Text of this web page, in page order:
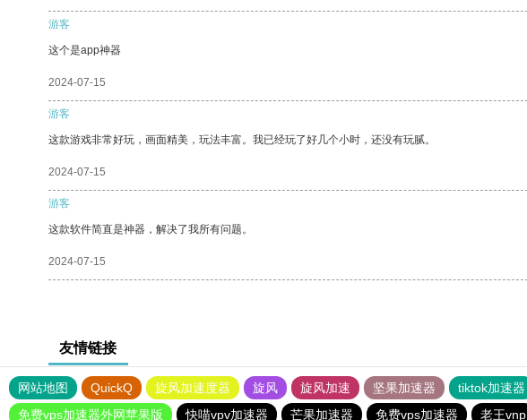
游客
这个是app神器
2024-07-15
游客
这款游戏非常好玩，画面精美，玩法丰富。我已经玩了好几个小时，还没有玩腻。
2024-07-15
游客
这款软件简直是神器，解决了我所有问题。
2024-07-15
友情链接
网站地图 QuickQ 旋风加速度器 旋风 旋风加速 坚果加速器 tiktok加速器
免费vps加速器外网苹果版
快喵vpv加速器 芒果加速器 免费vps加速器 老王vnp